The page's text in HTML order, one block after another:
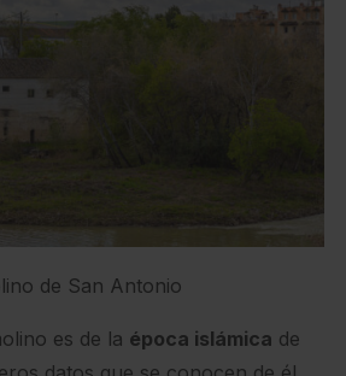
de San Antonio
es de la época islámica de